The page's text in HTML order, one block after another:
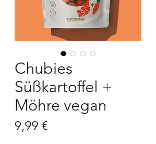
Chubies
Süßkartoffel +
Möhre vegan
9,99 €Preis